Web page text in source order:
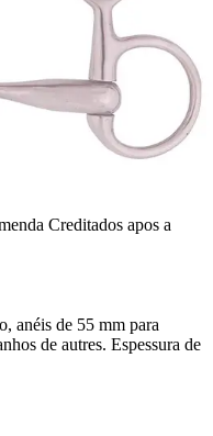
Creditados apos a
anéis de 55 mm para
de autres. Espessura de